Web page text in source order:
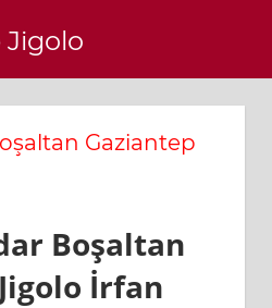
Jigolo
Gaziantep
Boşaltan
İrfan